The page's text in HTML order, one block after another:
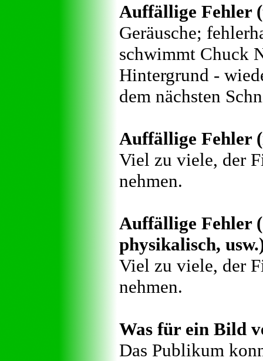
Auffällige Fehler
Geräusche;
schwimmt Chuck
Hintergrund -
dem nächsten
Auffällige Fehler
Viel zu viele, der
nehmen.
Auffällige Fehler
physikalisch,
Viel zu viele, der
nehmen.
Was für ein Bild
Das Publikum